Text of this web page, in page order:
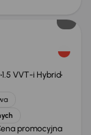
1.5 VVT-i Hybrid
promocyjna